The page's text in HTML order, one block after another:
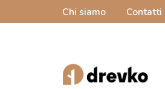
Chi siamo Contatti